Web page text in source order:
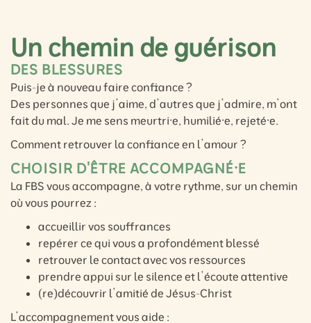
Un chemin de guérison
DES BLESSURES
Puis-je à nouveau faire confiance ?
Des personnes que j’aime, d’autres que j’admire, m’ont
fait du mal. Je me sens meurtri·e, humilié·e, rejeté·e.
Comment retrouver la confiance en l’amour ?
CHOISIR D'ÊTRE ACCOMPAGNÉ·E
La FBS vous accompagne, à votre rythme, sur un chemin
où vous pourrez :
accueillir vos souffrances
repérer ce qui vous a profondément blessé
retrouver le contact avec vos ressources
prendre appui sur le silence et l’écoute attentive
(re)découvrir l’amitié de Jésus-Christ
L’accompagnement vous aide :